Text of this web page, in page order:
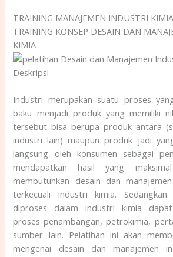
TRAINING MANAJEMEN INDUSTRI KIMIA
TRAINING KONSEP DESAIN DAN
KIMIA
Deskripsi
Industri merupakan suatu proses
baku menjadi produk yang memiliki
tersebut bisa berupa produk antara
industri lain) maupun produk jadi
langsung oleh konsumen sebagai
mendapatkan hasil yang
membutuhkan desain dan
terkecuali industri kimia.
diproses dalam industri kimia
proses penambangan, petrokimia,
sumber lain. Pelatihan ini akan
mengenai desain dan manajemen